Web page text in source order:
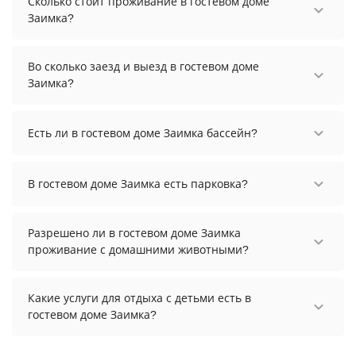
Заимка?
начинается от 12875 рублей. Чтобы увидеть
актуальные цены на проживание, выберите
Во сколько заезд и выезд в гостевом доме
Заимка?
Есть ли в гостевом доме Заимка бассейн?
плавательный бассейн у дома в лесу.
В гостевом доме Заимка есть парковка?
Разрешено ли в гостевом доме Заимка
проживание с домашними животными?
запрещено.
Какие услуги для отдыха с детьми есть в
гостевом доме Заимка?